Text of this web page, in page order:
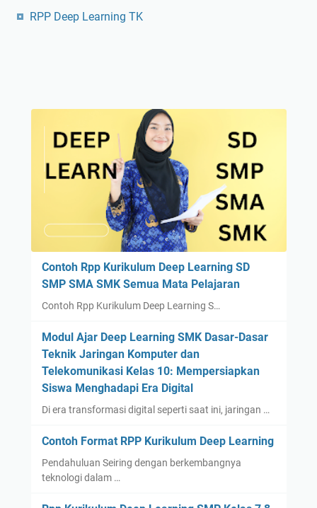
RPP Deep Learning TK
Contoh Rpp Kurikulum Deep Learning SD
SMP SMA SMK Semua Mata Pelajaran
Contoh Rpp Kurikulum Deep Learning S…
Modul Ajar Deep Learning SMK Dasar-Dasar
Teknik Jaringan Komputer dan
Telekomunikasi Kelas 10: Mempersiapkan
Siswa Menghadapi Era Digital
Di era transformasi digital seperti saat ini, jaringan …
Contoh Format RPP Kurikulum Deep Learning
Pendahuluan Seiring dengan berkembangnya
teknologi dalam …